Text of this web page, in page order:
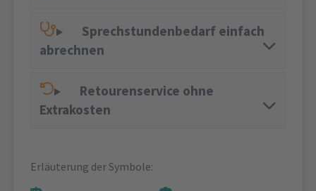
Sprechstundenbedarf einfach
abrechnen
Retourenservice ohne
Extrakosten
Erläuterung der Symbole: